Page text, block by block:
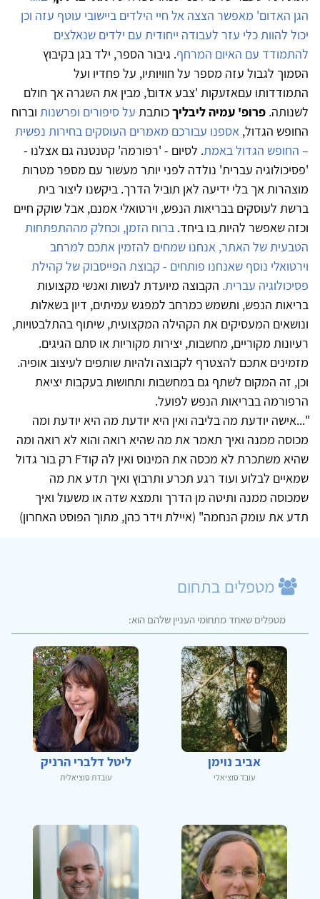
הגן האדום' מאפשר הצצה אל חיי הילדים ביישובי עוטף עזה וכן
יכול להוות כלי עזר לעבודה ייחודית עם ילדים שנאלצים
להתמודד עם האיום המרחף. גיבור הספר, ילד בגן בקיבוץ
הסמוך לגבול עזה מספר על חוויותיו, על פחדיו ועל
התמודדותו עםאזעקות 'צבע אדום', מבין את השגרה אך חולם
לשנותה. פרופ' עמיה ליבליךכותבת על סיפורים ופרשנות וברוח
החופש הגדול, אספנו עבורכם מאמרים העוסקים בחירות נפשית
– החופש הגדול באמת. לסיום - 'רפורמה' קטנטנה גם אצלנו -
'פסיכולוגיה עברית' נולדה לפני יותר מעשור עם מספר מטרות
מוצהרות אך בלי ידיעה לאן תוביל הדרך. ביקשנו ליצור בית
ברשת לעוסקים בבריאות הנפש, וירטואלי אמנם, אבל שוקק חיים
וכזה שאפשר להיות בו ביחד. ברוח הזמן, וכחלק מההתפתחות
הטבעית של האתר, אנחנו שמחים להזמין אתכם למרחב
וירטואלי נוסף שאנחנו פותחים - קבוצת הפייסבוק של קהילת
פסיכולוגיה עברית. הקבוצה מיועדת לנשות ואנשי מקצועות
בריאות הנפש, ותשמש כמרחב למפגש עמיתים, דיון בשאלות
ונושאים המעסיקים את הקהילה המקצועית, שיתוף בהתלבטויות,
רעיונות מקוריים, מחשבות, יצירות מקוריות או סתם הגיגים.
מזמינים אתכם להצטרף לקבוצה ולהיות שותפים לעיצוב אופיה.
וכן, זה המקום לשתף גם במחשבות ותחושות בעקבות יציאת
הרפורמה בבריאות הנפש לפועל.
"...אישה יודעת מה בליבה ואין היא יודעת מה היא יודעת ומה
מכוסה ממנה ואיך תאמר את מה שהיא רואה והוא לא רואה ומה
שהיא משתכרת לא מכסה את המינוס ואין לה קודF רק בור גדול
שמאיים לבלוע ועוד רגע תכרע ותרבוץ ואיך תדע את מה
שמכוסה ממנה ותיטה מן הדרך ותמצא שדה או משעול ואיך
תדע את עומק הנחמה" (איילת וידר כהן, מתוך הפוסט האחרון)
מטפלים בתחום
מטפלים שאחד מתחומי העניין שלהם הוא:
אביב נוימן
עובד סוציאלי
ליטל דלברי הרניק
עובדת סוציאלית